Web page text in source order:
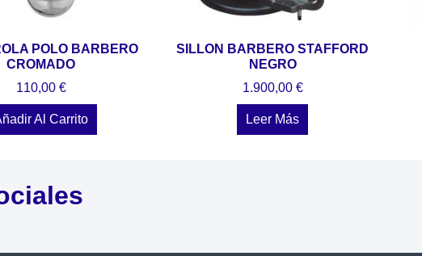
POLO BARBERO
CROMADO
110,00 €
Al Carrito
SILLON BARBERO STAFFORD
NEGRO
1.900,00 €
Leer Más